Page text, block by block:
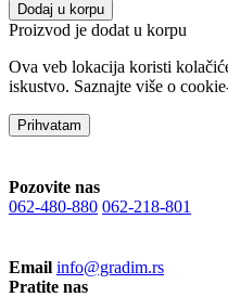
Dodaj u korpu
Proizvod je dodat u korpu
Ova veb lokacija koristi
iskustvo. Saznajte više o
Prihvatam
Pozovite nas
062-480-880 062-218-801
Email info@gradim.rs
Pratite nas